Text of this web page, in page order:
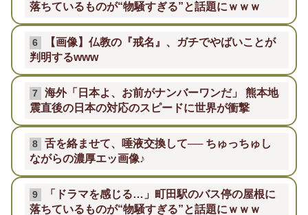
落ちているものが“物騒すぎる”と話題にｗｗｗ
6
【画像】仏教の『戒名』、ガチでやばいことが
判明するwww
7
海外「日本よ、お前がナンバーワンだ」 熊本地
震直後の日本の対応のスピードに世界が衝撃
8
舌を絡ませて、唾液交換して── ちゅっちゅし
ながらの濃厚エッ画像♪
9
「ドラマを感じる…」町田駅のバス停の屋根に
落ちているものが“物騒すぎる”と話題にｗｗｗ